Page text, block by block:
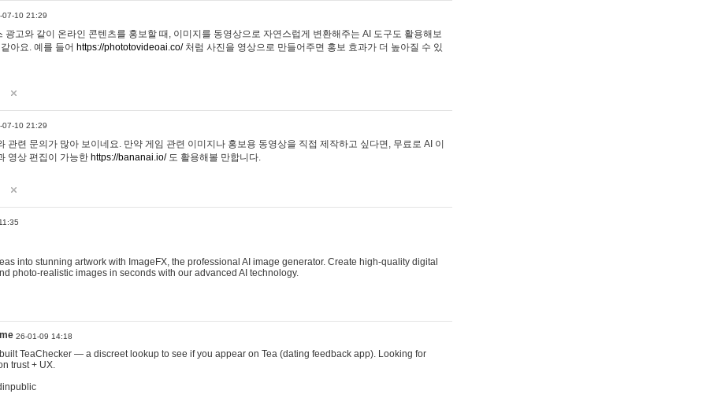
07-10 21:29
광고와 같이 온라인 콘텐츠를 홍보할 때, 이미지를 동영상으로 자연스럽게 변환해주는 AI 도구도 활용해보
아요. 예를 들어 https://phototovideoai.co/처럼 사진을 영상으로 만들어주면 홍보 효과가 더 높아질 수 있
07-10 21:29
관련 문의가 많아 보이네요. 만약 게임 관련 이미지나 홍보용 동영상을 직접 제작하고 싶다면, 무료로 AI 이
영상 편집이 가능한 https://bananai.io/도 활용해볼 만합니다.
into stunning artwork with ImageFX, the professional AI image generator. Create high-quality digital
photo-realistic images in seconds with our advanced AI technology.
26-01-09 14:18
TeaChecker — a discreet lookup to see if you appear on Tea (dating feedback app). Looking for
trust + UX.